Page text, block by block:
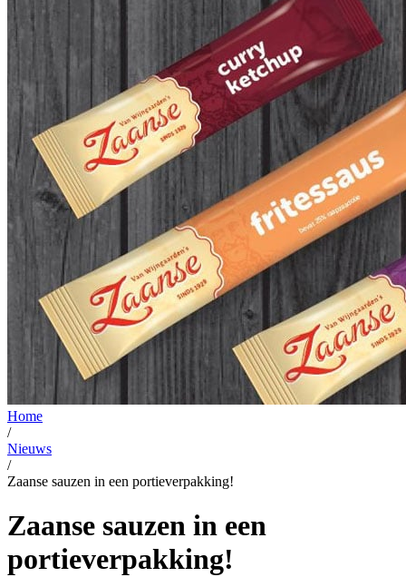
Home
/
Nieuws
/
Zaanse sauzen in een portieverpakking!
Zaanse sauzen in een
portieverpakking!